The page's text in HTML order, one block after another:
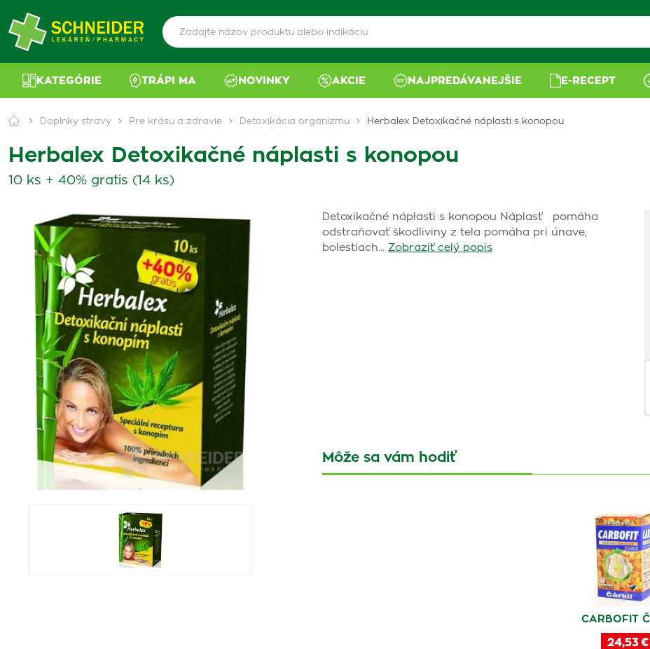
KATEGÓRIE TRÁPI MA NOVINKY AKCIE NAJPREDÁVANEJŠIE E-RECEPT
Doplnky stravy Pre krásu a zdravie Detoxikácia organizmu Herbalex Detoxikačné náplasti s konopou
Herbalex Detoxikačné náplasti s konopou
10 ks + 40% gratis (14 ks)
Detoxikačné náplasti s konopou Náplasť pomáha
odstraňovať škodliviny z tela pomáha pri únave,
bolestiach… Zobraziť celý popis
Môže sa vám hodiť
CARBOFIT
24,53 €